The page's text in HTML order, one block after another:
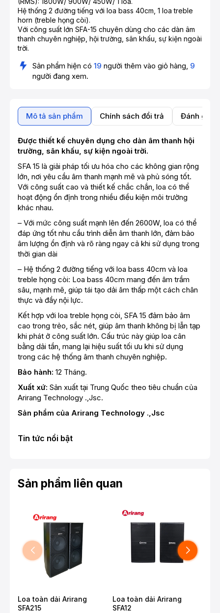
Hệ thống 2 đường tiếng với loa bass 40cm, 1 loa treble
horn (treble họng còi).
Với công suất lớn SFA-15 chuyên dùng cho các dàn âm
thanh chuyên nghiệp, hội trường, sân khấu, sự kiện ngoài
trời.
Sản phẩm hiện có 19 người thêm vào giỏ hàng, 9
người đang xem.
Mô tả sản phẩm Chính sách đổi trả Đánh giá
Được thiết kế chuyên dụng cho dàn âm thanh hội
trường, sân khấu, sự kiện ngoài trời.
SFA 15 là giải pháp tối ưu hóa cho các không gian rộng
lớn, nơi yêu cầu âm thanh mạnh mẽ và phủ sóng tốt.
Với công suất cao và thiết kế chắc chắn, loa có thể
hoạt động ổn định trong nhiều điều kiện môi trường
khác nhau.
– Với mức công suất mạnh lên đến 2600W, loa có thể
đáp ứng tốt nhu cầu trình diễn âm thanh lớn, đảm bảo
âm lượng ổn định và rõ ràng ngay cả khi sử dụng trong
thời gian dài
– Hệ thống 2 đường tiếng với loa bass 40cm và loa
treble họng còi: Loa bass 40cm mang đến âm trầm
sâu, mạnh mẽ, giúp tái tạo dải âm thấp một cách chân
thực và đầy nội lực.
Kết hợp với loa treble họng còi, SFA 15 đảm bảo âm
cao trong trẻo, sắc nét, giúp âm thanh không bị lẫn tạp
khi phát ở công suất lớn. Cấu trúc này giúp loa cân
bằng dải tần, mang lại hiệu suất tối ưu khi sử dụng
trong các hệ thống âm thanh chuyên nghiệp.
Bảo hành: 12 Tháng.
Xuất xứ: Sản xuất tại Trung Quốc theo tiêu chuẩn của
Arirang Technology .,Jsc.
Sản phẩm của Arirang Technology .,Jsc
Tin tức nổi bật
Sản phẩm liên quan
Loa toàn dải Arirang
SFA215
Loa toàn dải Arirang
SFA12